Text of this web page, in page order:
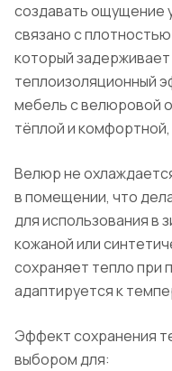
создавать ощущение
связано с
который задерживает
теплоизоляционный
мебель с велюровой
тёплой и
Велюр не
в помещении, что
для использования в
кожаной или
сохраняет тепло при
адаптируется к
Эффект сохранения
выбором для: